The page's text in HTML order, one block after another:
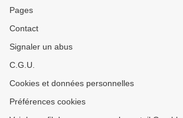
Pages
Contact
Signaler un abus
C.G.U.
Cookies et données personnelles
Préférences cookies